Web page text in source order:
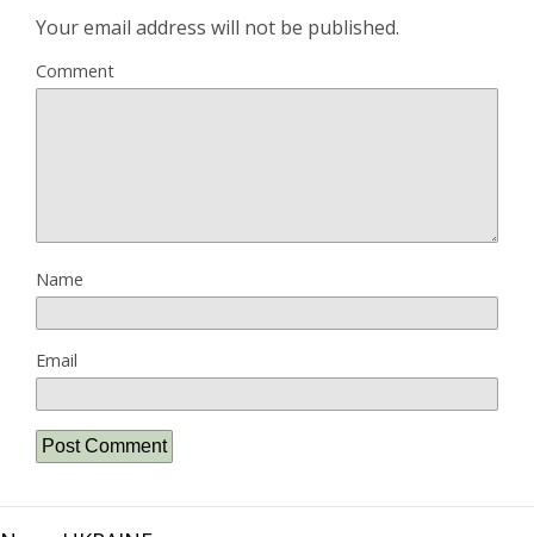
Your email address will not be published.
Comment
Name
Email